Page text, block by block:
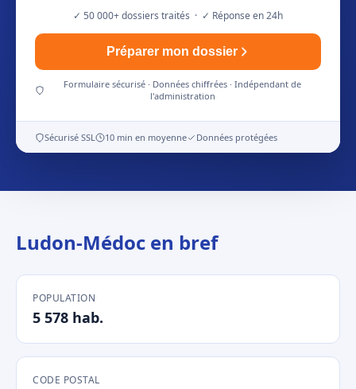
✓ 50 000+ dossiers traités · ✓ Réponse en 24h
Préparer mon dossier
Formulaire sécurisé · Données chiffrées · Indépendant de
l'administration
Sécurisé SSL 10 min en moyenne Données protégées
Ludon-Médoc en bref
POPULATION
5 578 hab.
CODE POSTAL